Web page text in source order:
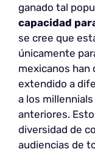
ganado tal
capacidad
se cree que
únicamente
mexicanos han
extendido a
a los
anteriores.
diversidad de
audiencias de